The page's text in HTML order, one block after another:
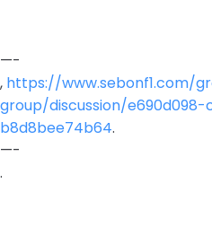
—-
, https://www.sebonf1.com/
group/discussion/
b8d8bee74b64.
—-
.